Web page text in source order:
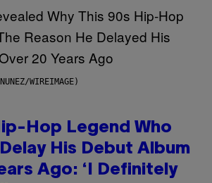
WIREIMAGE)
Hop Legend Who
His Debut Album
Ago: ‘I Definitely